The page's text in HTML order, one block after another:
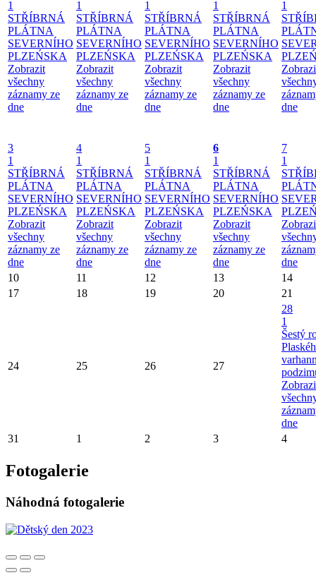
1
STŘÍBRNÁ
PLÁTNA
SEVERNÍHO
PLZEŃSKA
Zobrazit
všechny
záznamy ze
dne
1
STŘÍBRNÁ
PLÁTNA
SEVERNÍHO
PLZEŃSKA
Zobrazit
všechny
záznamy ze
dne
1
STŘÍBRNÁ
PLÁTNA
SEVERNÍHO
PLZEŃSKA
Zobrazit
všechny
záznamy ze
dne
1
STŘÍBRNÁ
PLÁTNA
SEVERNÍHO
PLZEŃSKA
Zobrazit
všechny
záznamy ze
dne
1
dne
3
1
STŘÍBRNÁ
PLÁTNA
SEVERNÍHO
PLZEŃSKA
Zobrazit
všechny
záznamy ze
dne
4
1
STŘÍBRNÁ
PLÁTNA
SEVERNÍHO
PLZEŃSKA
Zobrazit
všechny
záznamy ze
dne
5
1
STŘÍBRNÁ
PLÁTNA
SEVERNÍHO
PLZEŃSKA
Zobrazit
všechny
záznamy ze
dne
6
1
STŘÍBRNÁ
PLÁTNA
SEVERNÍHO
PLZEŃSKA
Zobrazit
všechny
záznamy ze
dne
7
1
dne
10
11 12 13
14
17
18 19 20 21
24 25 26 27
28
1
Šestý
dne
31
1 2 3 4
Fotogalerie
Náhodná fotogalerie